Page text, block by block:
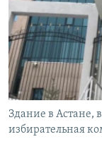
Здание в Астане,
избирательная